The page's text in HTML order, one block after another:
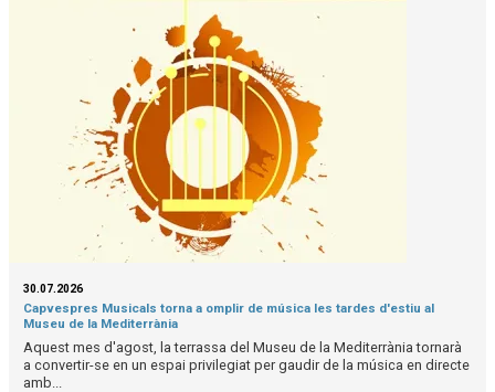
30.07.2026
Capvespres Musicals torna a omplir de música les tardes d'estiu al
Museu de la Mediterrània
Aquest mes d'agost, la terrassa del Museu de la Mediterrània tornarà
a convertir-se en un espai privilegiat per gaudir de la música en directe
amb...